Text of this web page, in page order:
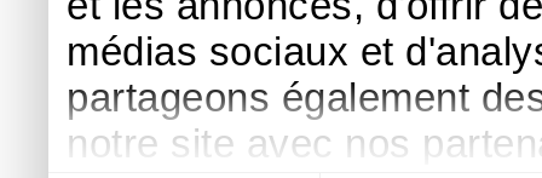
médias sociaux et
partageons également
notre site avec nos